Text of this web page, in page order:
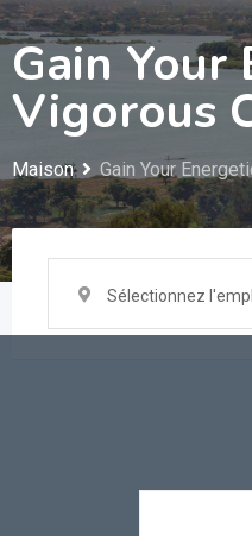
Gain Your
Vigorous
Maison Gain Your
Sélectionnez